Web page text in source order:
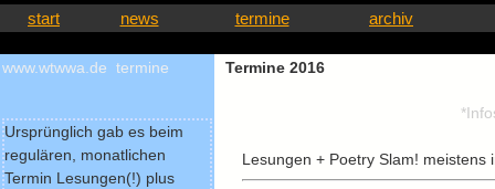
start news termine archiv
www.wtwwa.de termine
Ursprünglich gab es beim
regulären, monatlichen
Termin Lesungen(!) plus
Termine 2016
Lesungen + Poetry Slam! meistens